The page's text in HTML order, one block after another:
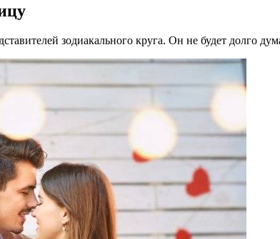
зодиакального круга. Он не будет долго